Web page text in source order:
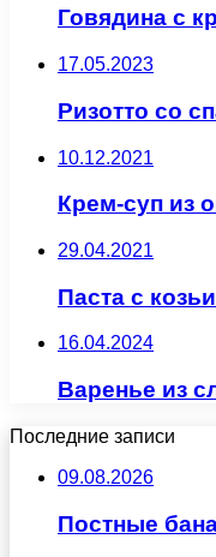
Говядина с
17.05.2023
Ризотто со
10.12.2021
Крем-суп из
29.04.2021
Паста с
16.04.2024
Варенье из
Последние записи
09.08.2026
Постные